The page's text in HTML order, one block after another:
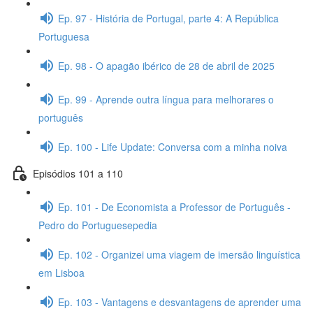
Ep. 97 - História de Portugal, parte 4: A República
Portuguesa
Ep. 98 - O apagão ibérico de 28 de abril de 2025
Ep. 99 - Aprende outra língua para melhorares o
português
Ep. 100 - Life Update: Conversa com a minha noiva
Episódios 101 a 110
Ep. 101 - De Economista a Professor de Português -
Pedro do Portuguesepedia
Ep. 102 - Organizei uma viagem de imersão linguística
em Lisboa
Ep. 103 - Vantagens e desvantagens de aprender uma